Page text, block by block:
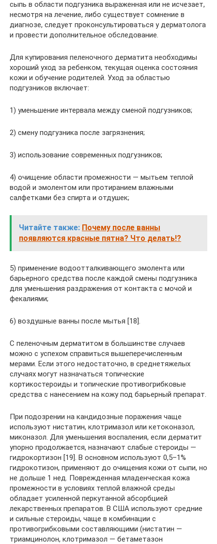
сыпь в области подгузника выраженная или не исчезает,
несмотря на лечение, либо существует сомнение в
диагнозе, следует проконсультироваться у дерматолога
и провести дополнительное обследование.
Для купирования пеленочного дерматита необходимы
хороший уход за ребенком, текущая оценка состояния
кожи и обучение родителей. Уход за областью
подгузников включает:
1) уменьшение интервала между сменой подгузников;
2) смену подгузника после загрязнения;
3) использование современных подгузников;
4) очищение области промежности — мытьем теплой
водой и эмолентом или протиранием влажными
салфетками без спирта и отдушек;
Читайте также: Почему после ванны
появляются красные пятна? Что делать!?
5) применение водоотталкивающего эмолента или
барьерного средства после каждой смены подгузника
для уменьшения раздражения от контакта с мочой и
фекалиями;
6) воздушные ванны после мытья [18].
С пеленочным дерматитом в большинстве случаев
можно с успехом справиться вышеперечисленным
мерами. Если этого недостаточно, в среднетяжелых
случаях могут назначаться топические
кортикостероиды и топические противогрибковые
средства с нанесением на кожу под барьерный препарат.
При подозрении на кандидозные поражения чаще
используют нистатин, клотримазол или кетоконазол,
миконазол. Для уменьшения воспаления, если дерматит
упорно продолжается, назначают слабые стероиды —
гидрокортизон [19]. В основном используют 0,5–1%
гидрокотизон, применяют до очищения кожи от сыпи, но
не дольше 1 нед. Поврежденная младенческая кожа
промежности в условиях теплой влажной среды
обладает усиленной перкутанной абсорбцией
лекарственных препаратов. В США используют средние
и сильные стероиды, чаще в комбинации с
противогрибковыми составляющими (нистатин —
триамцинолон, клотримазол — бетаметазон